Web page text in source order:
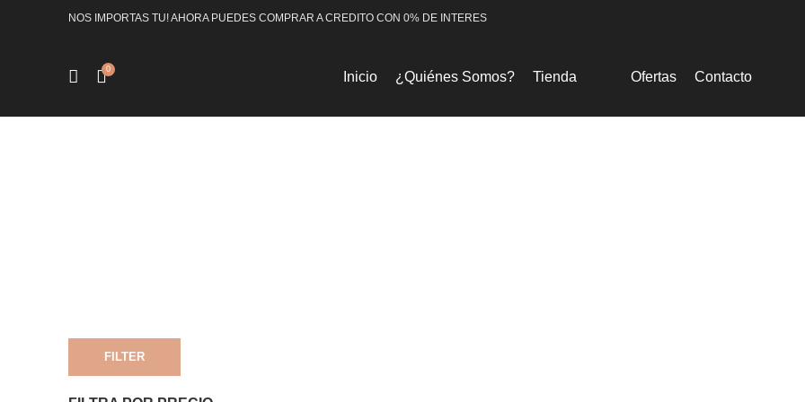
NOS IMPORTAS TU! AHORA PUEDES COMPRAR A CREDITO CON 0% DE INTERES
0 Inicio ¿Quiénes Somos? Tienda Ofertas Contacto
FILTER